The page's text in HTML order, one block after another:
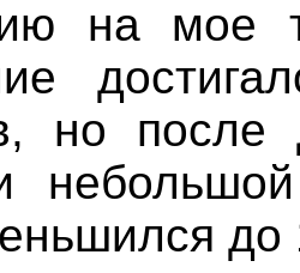
на мое
но после
небольшой
до